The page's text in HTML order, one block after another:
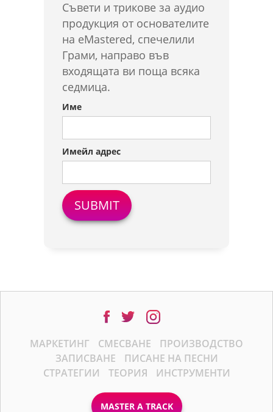
Съвети и трикове за аудио
продукция от основателите
на eMastered, спечелили
Грами, направо във
входящата ви поща всяка
седмица.
Име
Имейл адрес
МАРКЕТИНГ СМЕСВАНЕ
ПРОИЗВОДСТВО
ЗАПИСВАНЕ
ПИСАНЕ НА ПЕСНИ
СТРАТЕГИИ
ТЕОРИЯ ИНСТРУМЕНТИ
MASTER A TRACK